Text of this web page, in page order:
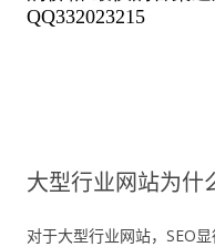
大型行业网站为什
对于大型行业网站，SEO